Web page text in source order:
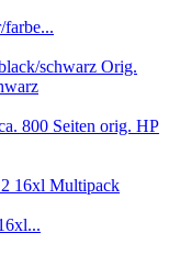
Orig.
orig. HP